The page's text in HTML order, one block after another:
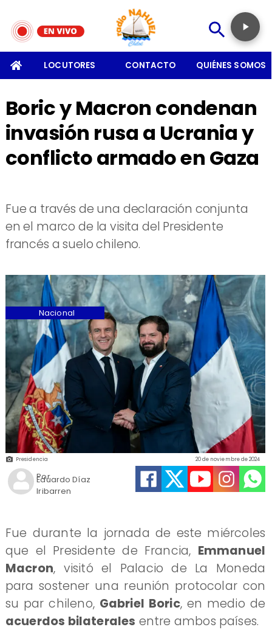
LOCUTORES CONTACTO QUIÉNES SOMOS
Boric y Macron condenan
invasión rusa a Ucrania y
conflicto armado en Gaza
Fue a través de una declaración conjunta
en el marco de la visita del Presidente
francés a suelo chileno.
Presidencia
Eduardo Díaz
Iribarren
20 de noviembre de 2024
Nacional
Por
Fue durante la jornada de este miércoles
que el Presidente de Francia, Emmanuel
Macron, visitó el Palacio de La Moneda
para sostener una reunión protocolar con
su par chileno, Gabriel Boric, en medio de
acuerdos bilaterales entre ambos países.